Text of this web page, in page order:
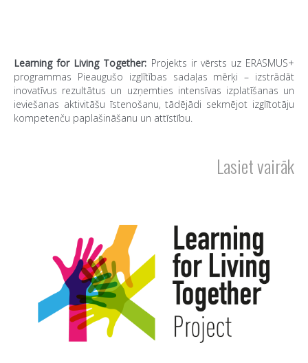
Learning for Living Together: Projekts ir vērsts uz ERASMUS+
programmas Pieaugušo izglītības sadaļas mērķi – izstrādāt
inovatīvus rezultātus un uzņemties intensīvas izplatīšanas un
ieviešanas aktivitāšu īstenošanu, tādējādi sekmējot izglītotāju
kompetenču paplašināšanu un attīstību.
Lasiet vairāk